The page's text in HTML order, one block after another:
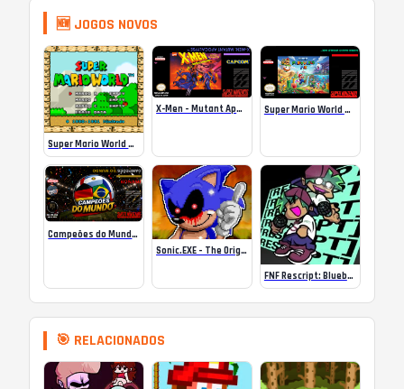
🆕 JOGOS NOVOS
Super Mario World SA-1 Online
X-Men – Mutant Apocalypse Rebalanced Online Super Mario World Mix Online
Campeões do Mundo (ISS) Online
Sonic.EXE – The Original Game Online
FNF Rescript: Blueballed
🎯 RELACIONADOS